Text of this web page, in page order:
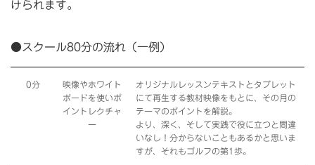
けられます。
●スクール80分の流れ（一例）
0分
映像やホワイト
ボードを使いポ
イントレクチャ
ー
オリジナルレッスンテキストとタブレット
にて再生する教材映像をもとに、その月の
テーマのポイントを解説。
より、深く、そして実践で役に立つと間違
いなし！分からないこともあるかと思いま
すが、それもゴルフの第1歩。